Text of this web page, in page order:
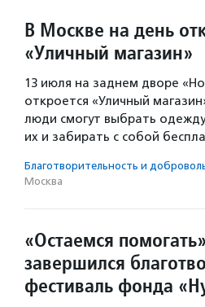
В Москве на день
«Уличный магазин»
13 июля на заднем дворе
откроется «Уличный
люди смогут выбрать
их и забирать с собой
Благотвори­тель­ность и
Москва
«Остаемся
завершился
фестиваль фонда